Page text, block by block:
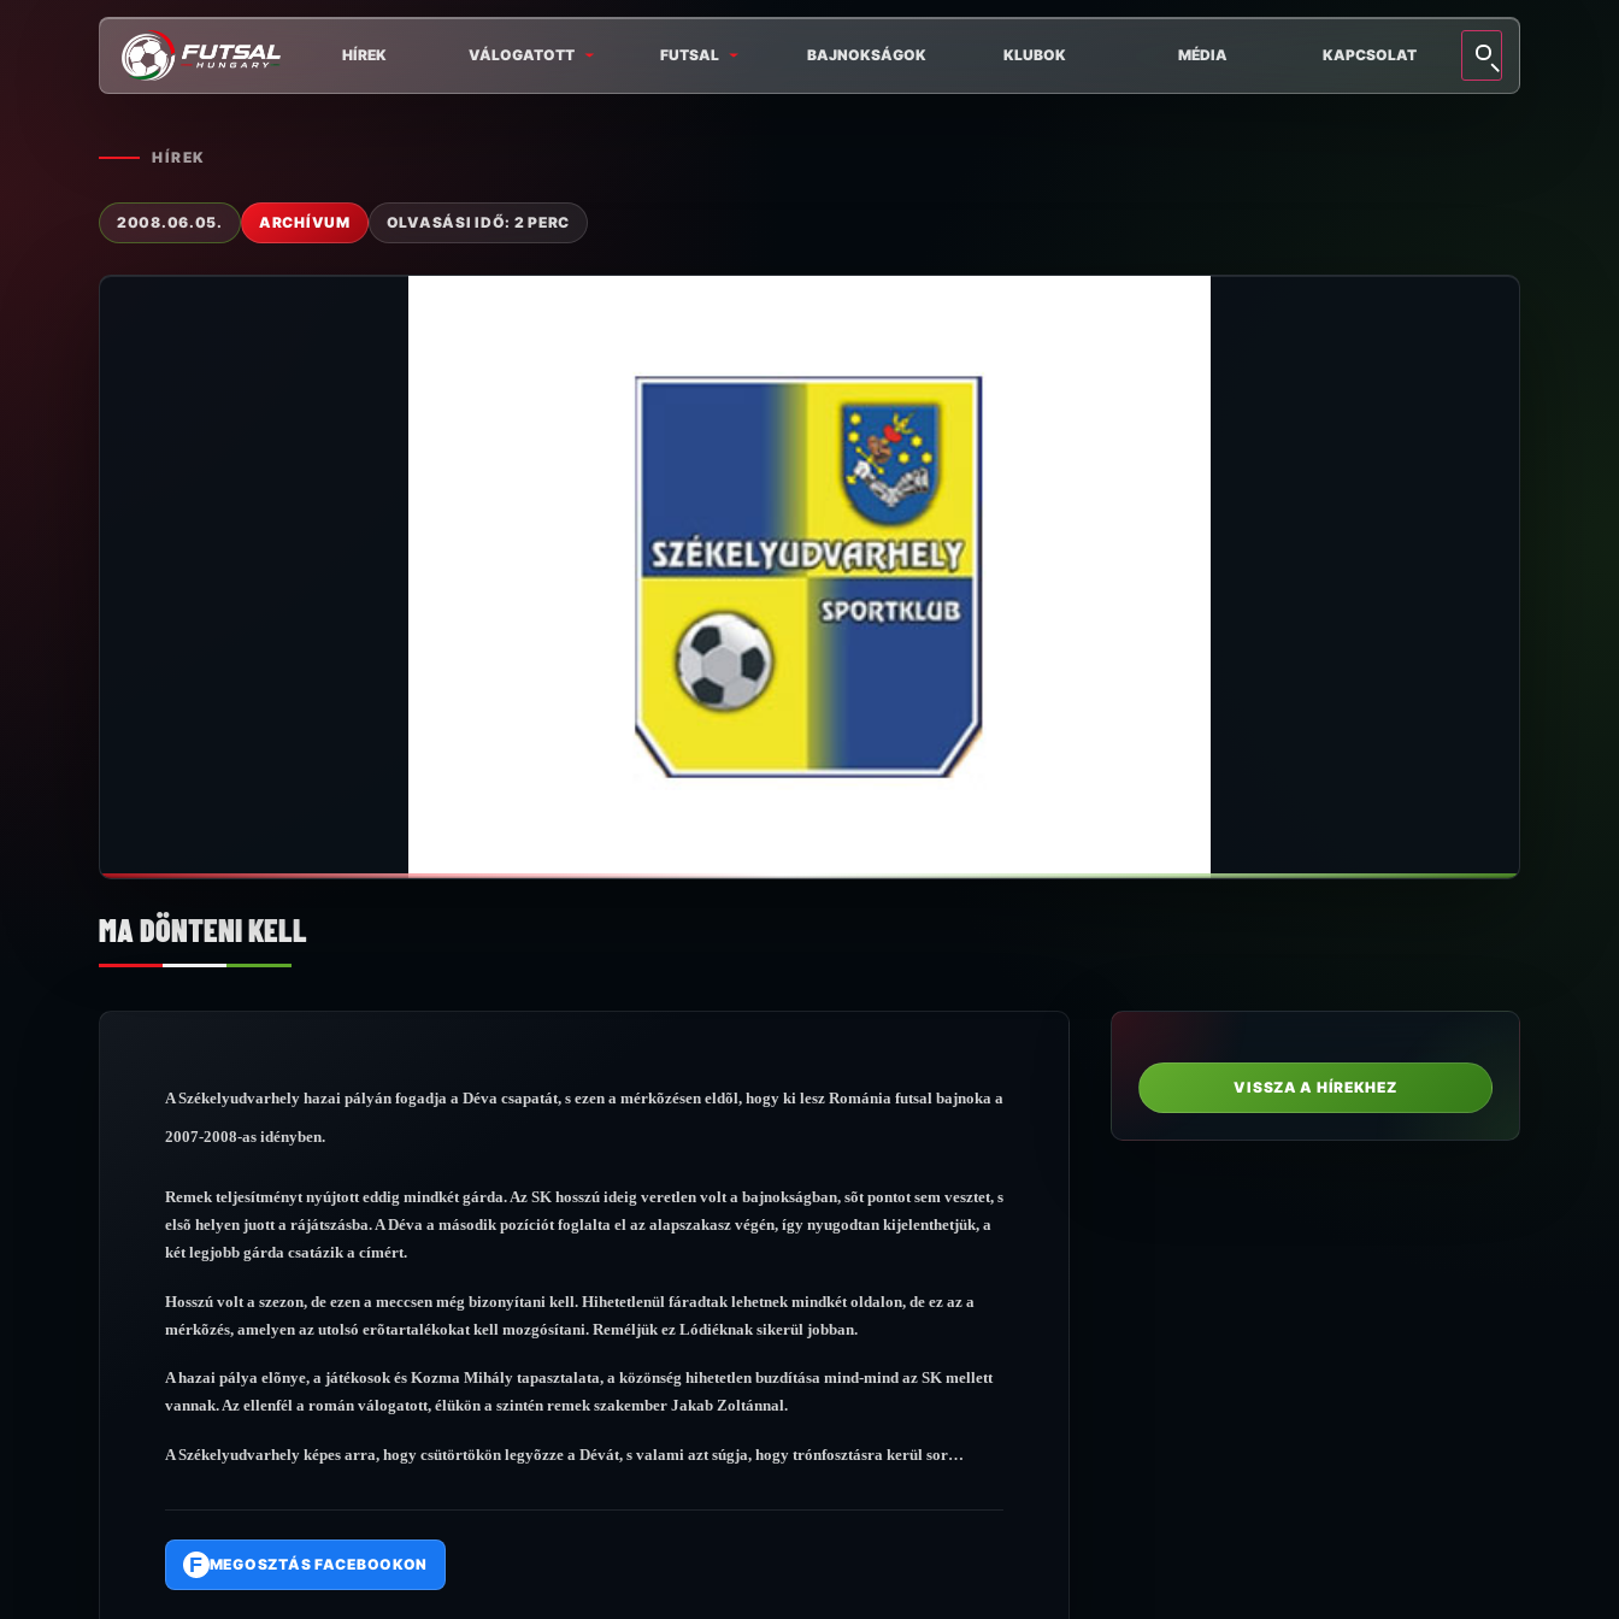
HÍREK VÁLOGATOTT FUTSAL BAJNOKSÁGOK KLUBOK MÉDIA KAPCSOLAT
HÍREK
2008.06.05. ARCHÍVUM OLVASÁSI IDŐ: 2 PERC
MA DÖNTENI KELL
A Székelyudvarhely hazai pályán fogadja a Déva csapatát, s ezen a mérkõzésen eldõl, hogy ki lesz Románia futsal bajnoka a
2007-2008-as idényben.
Remek teljesítményt nyújtott eddig mindkét gárda. Az SK hosszú ideig veretlen volt a bajnokságban, sõt pontot sem vesztet, s
elsõ helyen juott a rájátszásba. A Déva a második pozíciót foglalta el az alapszakasz végén, így nyugodtan kijelenthetjük, a
két legjobb gárda csatázik a címért.
Hosszú volt a szezon, de ezen a meccsen még bizonyítani kell. Hihetetlenül fáradtak lehetnek mindkét oldalon, de ez az a
mérkõzés, amelyen az utolsó erõtartalékokat kell mozgósítani. Reméljük ez Lódiéknak sikerül jobban.
A hazai pálya elõnye, a játékosok és Kozma Mihály tapasztalata, a közönség hihetetlen buzdítása mind-mind az SK mellett
vannak. Az ellenfél a román válogatott, élükön a szintén remek szakember Jakab Zoltánnal.
A Székelyudvarhely képes arra, hogy csütörtökön legyõzze a Dévát, s valami azt súgja, hogy trónfosztásra kerül sor…
F MEGOSZTÁS FACEBOOKON
VISSZA A HÍREKHEZ